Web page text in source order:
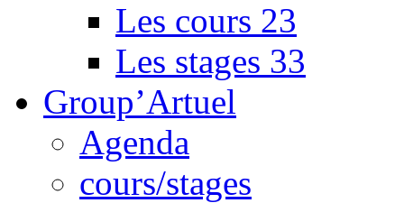
Les cours 23
Les stages 33
Group’Artuel
Agenda
cours/stages